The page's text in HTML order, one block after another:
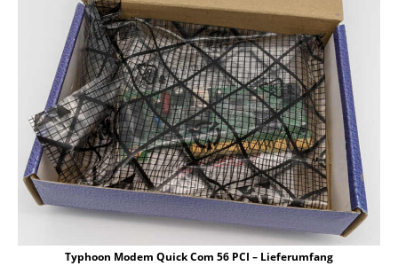
Typhoon Modem Quick Com 56 PCI – Lieferumfang